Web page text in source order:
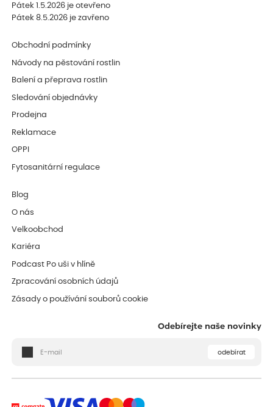
Pátek 1.5.2026 je otevřeno
Pátek 8.5.2026 je zavřeno
Obchodní podmínky
Návody na pěstování rostlin
Balení a přeprava rostlin
Sledování objednávky
Prodejna
Reklamace
OPPI
Fytosanitární regulace
Blog
O nás
Velkoobchod
Kariéra
Podcast Po uši v hlíně
Zpracování osobních údajů
Zásady o používání souborů cookie
Odebírejte naše novinky
odebírat